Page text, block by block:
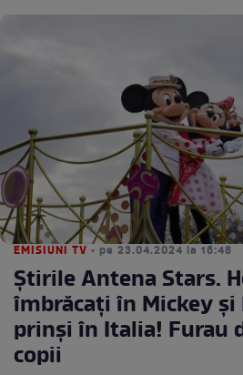
EMISIUNI TV • pe 23.04.2024 la 16:48
Știrile Antena Stars.
îmbrăcați în Mickey și
prinși în Italia! Furau
copii